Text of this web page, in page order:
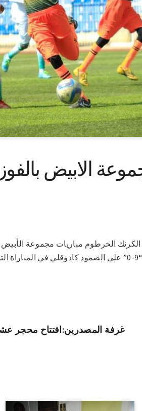
إفتتح فريق الكرنك الخرطوم مباريات
كرة القدم السوداني للسيدات بالفوز “9-0” على الصمود
غرفة المصدرين:افتتاح محجر